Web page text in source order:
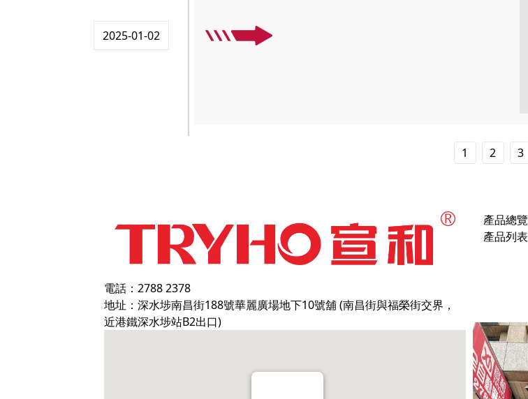
2025-01-02
1 2 3
電話：2788 2378
地址：深水埗南昌街188號華麗廣場地下10號舖 (南昌街與福榮街交界，
近港鐵深水埗站B2出口)
產品總覽
產品列表